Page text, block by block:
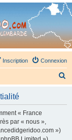
Connexion
Inscription
« France
par « nous »,
»)